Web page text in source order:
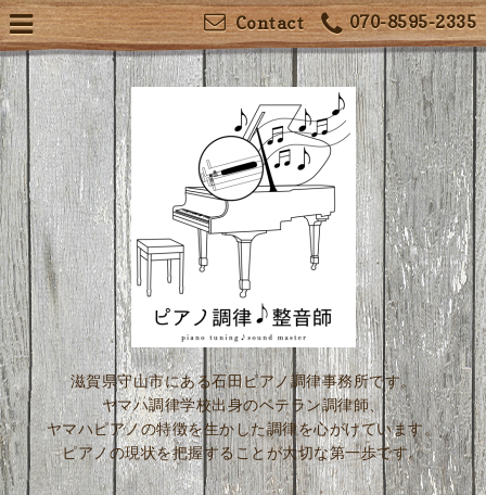
070-8595-2335
Contact
滋賀県守山市にある石田ピアノ調律事務所です。
ヤマハ調律学校出身のベテラン調律師、
ヤマハピアノの特徴を生かした調律を心がけています。
ピアノの現状を把握することが大切な第一歩です。